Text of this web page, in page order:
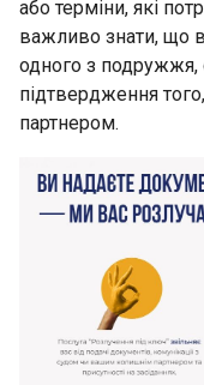
або терміни, які
важливо знати, що в
одного з
підтвердження
партнером.